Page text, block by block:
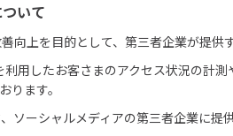
いて
向上を目的として、第三者企業が提供
用したお客さまのアクセス状況の計
ります。
ソーシャルメディアの第三者企業に提